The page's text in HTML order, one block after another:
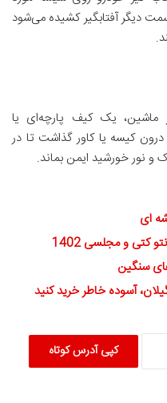
دیگر آفتابگیر کشیده می‌شود
ماشین، یک کیف پارچه‌ای یا
کیسه یا کاور گذاشت تا در
و نور خورشید ایمن بماند.
ای
کتی و مجلسی 1402
سنگین
آسوده خاطر خرید کنید
کپی آدرس کوتاه